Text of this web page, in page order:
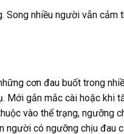
Song nhiều người vẫn cảm
cơn đau buốt trong
Mới gắn mắc cài hoặc khi
vào thể trạng, ngưỡng
người có ngưỡng chịu đau